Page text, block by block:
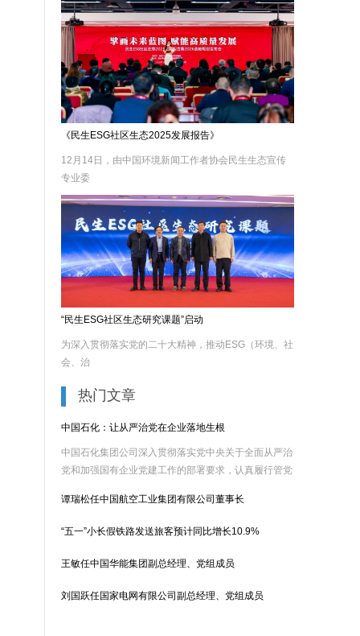
《民生ESG社区生态2025发展报告》
12月14日，由中国环境新闻工作者协会民生生态宣传
专业委
“民生ESG社区生态研究课题”启动
为深入贯彻落实党的二十大精神，推动ESG（环境、社
会、治
热门文章
中国石化：让从严治党在企业落地生根
中国石化集团公司深入贯彻落实党中央关于全面从严治
党和加强国有企业党建工作的部署要求，认真履行管党
谭瑞松任中国航空工业集团有限公司董事长
“五一”小长假铁路发送旅客预计同比增长10.9%
王敏任中国华能集团副总经理、党组成员
刘国跃任国家电网有限公司副总经理、党组成员